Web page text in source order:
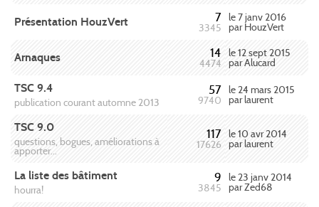
Présentation HouzVert 7
3345
le 7 janv 2016
par HouzVert
Arnaques 14
4474
le 12 sept 2015
par Alucard
TSC 9.4
publication courant automne 2013
57
9740
le 24 mars 2015
par laurent
TSC 9.0
questions, bogues, améliorations à
apporter...
117
17626
le 10 avr 2014
par laurent
La liste des bâtiment
hourra!
9
3845
le 23 janv 2014
par Zed68